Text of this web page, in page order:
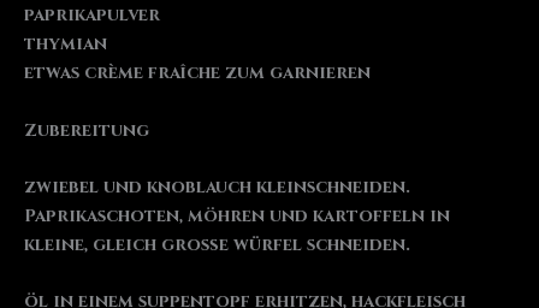
paprikapulver
thymian
etwas crème fraîche zum garnieren
Zubereitung
zwiebel und knoblauch kleinschneiden.
Paprikaschoten, möhren und kartoffeln in
kleine, gleich große würfel schneiden.
öl in einem suppentopf erhitzen, hackfleisch